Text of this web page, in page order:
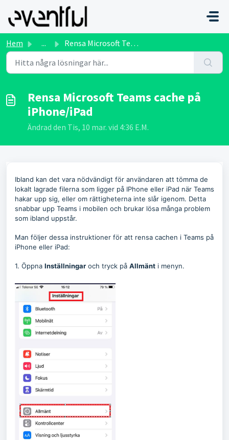
Hoppa över till huvudinnehåll
Hem ... Rensa Microsoft Teams cache på iPhone/iPad
Rensa Microsoft Teams cache på
iPhone/iPad
Ändrad den Tis, 10 mar. vid 4:36 E.M.
Ibland kan det vara nödvändigt för användaren att tömma de
lokalt lagrade filerna som ligger på IPhone eller iPad när Teams
hakar upp sig, eller om rättigheterna inte slår igenom. Detta
snabbar upp Teams i mobilen och brukar lösa många problem
som ibland uppstår.
Man följer dessa instruktioner för att rensa cachen i Teams på
iPhone eller iPad:
1. Öppna Inställningar och tryck på Allmänt i menyn.